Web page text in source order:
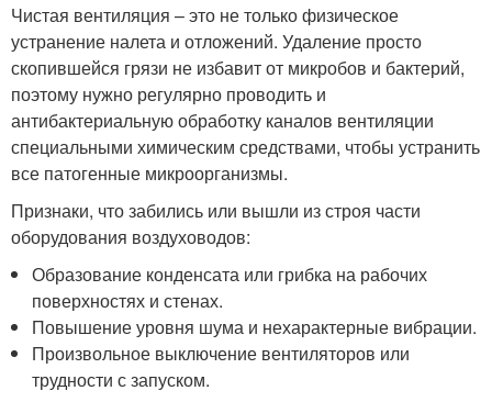
Чистая вентиляция – это не только физическое
устранение налета и отложений. Удаление просто
скопившейся грязи не избавит от микробов и бактерий,
поэтому нужно регулярно проводить и
антибактериальную обработку каналов вентиляции
специальными химическим средствами, чтобы устранить
все патогенные микроорганизмы.
Признаки, что забились или вышли из строя части
оборудования воздуховодов:
Образование конденсата или грибка на рабочих
поверхностях и стенах.
Повышение уровня шума и нехарактерные вибрации.
Произвольное выключение вентиляторов или
трудности с запуском.